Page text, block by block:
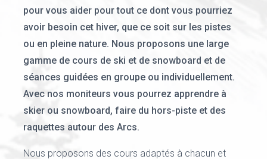
pour vous aider pour tout ce dont vous pourriez
avoir besoin cet hiver, que ce soit sur les pistes
ou en pleine nature. Nous proposons une large
gamme de cours de ski et de snowboard et de
séances guidées en groupe ou individuellement.
Avec nos moniteurs vous pourrez apprendre à
skier ou snowboard, faire du hors-piste et des
raquettes autour des Arcs.
Nous proposons des cours adaptés à chacun et